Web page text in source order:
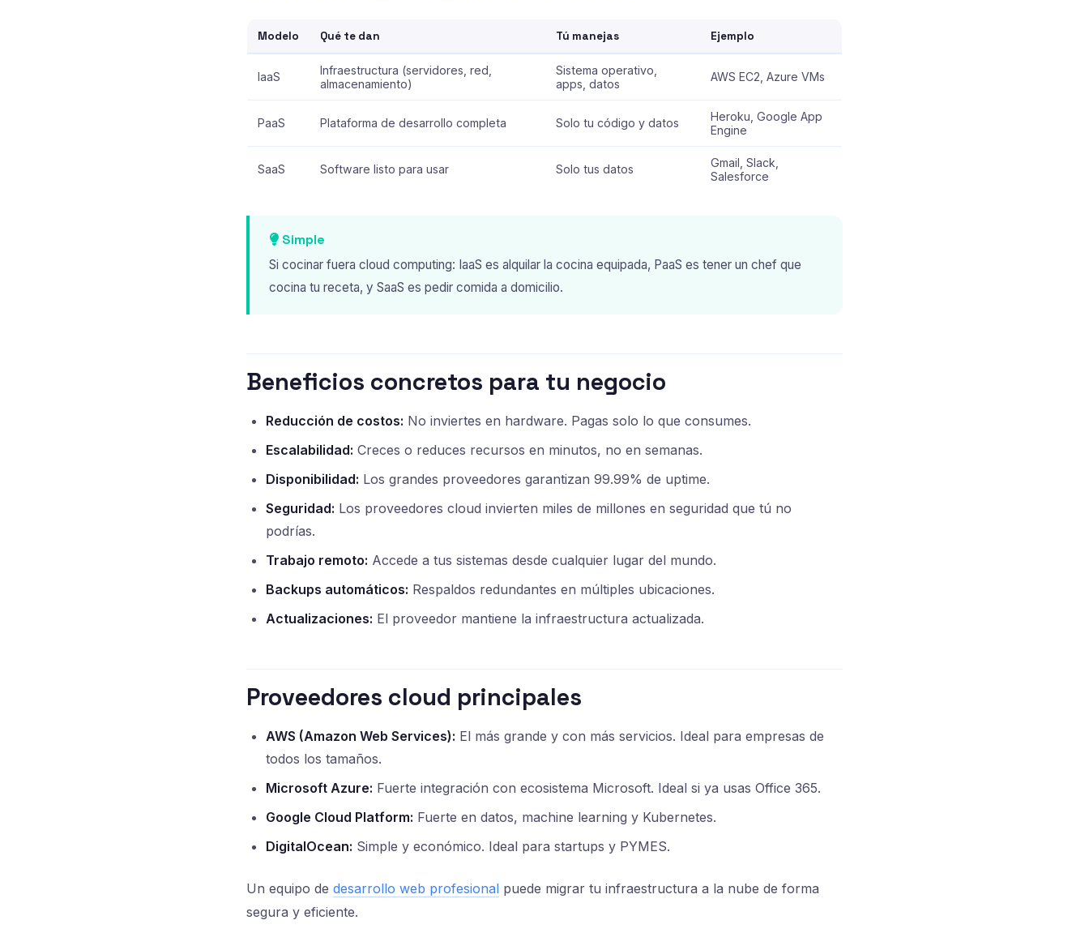
Modelo Qué te dan Tú manejas Ejemplo
IaaS
Infraestructura (servidores, red,
almacenamiento)
Sistema operativo,
apps, datos
AWS EC2, Azure VMs
PaaS Plataforma de desarrollo completa Solo tu código y datos
Heroku, Google App
Engine
SaaS Software listo para usar Solo tus datos
Gmail, Slack,
Salesforce
Simple
Si cocinar fuera cloud computing: IaaS es alquilar la cocina equipada, PaaS es tener un chef que
cocina tu receta, y SaaS es pedir comida a domicilio.
Beneficios concretos para tu negocio
Reducción de costos: No inviertes en hardware. Pagas solo lo que consumes.
Escalabilidad: Creces o reduces recursos en minutos, no en semanas.
Disponibilidad: Los grandes proveedores garantizan 99.99% de uptime.
Seguridad: Los proveedores cloud invierten miles de millones en seguridad que tú no
podrías.
Trabajo remoto: Accede a tus sistemas desde cualquier lugar del mundo.
Backups automáticos: Respaldos redundantes en múltiples ubicaciones.
Actualizaciones: El proveedor mantiene la infraestructura actualizada.
Proveedores cloud principales
AWS (Amazon Web Services): El más grande y con más servicios. Ideal para empresas de
todos los tamaños.
Microsoft Azure: Fuerte integración con ecosistema Microsoft. Ideal si ya usas Office 365.
Google Cloud Platform: Fuerte en datos, machine learning y Kubernetes.
DigitalOcean: Simple y económico. Ideal para startups y PYMES.
Un equipo de desarrollo web profesional puede migrar tu infraestructura a la nube de forma
segura y eficiente.